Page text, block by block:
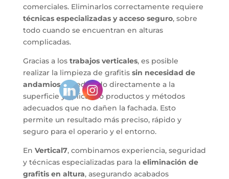
comerciales. Eliminarlos correctamente requiere
técnicas especializadas y acceso seguro, sobre
todo cuando se encuentran en alturas
complicadas.
Gracias a los trabajos verticales, es posible
realizar la limpieza de grafitis sin necesidad de
andamios, accediendo directamente a la
superficie y aplicando productos y métodos
adecuados que no dañen la fachada. Esto
permite un resultado más preciso, rápido y
seguro para el operario y el entorno.
En Vertical7, combinamos experiencia, seguridad
y técnicas especializadas para la eliminación de
grafitis en altura, asegurando acabados